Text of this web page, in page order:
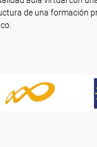
de una formación